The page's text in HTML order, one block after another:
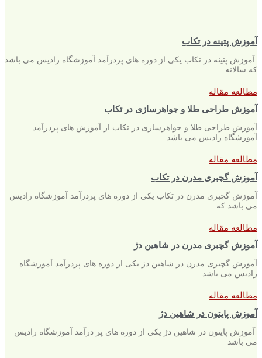
آموزش پتینه در تکاب
آموزش پتینه در تکاب یکی از دوره های پردرآمد آموزشگاه رادیس می باشد
که سالانه
مطالعه مقاله
آموزش طراحی طلا و جواهرسازی در تکاب
آموزش طراحی طلا و جواهرسازی در تکاب از آموزش های پردرآمد
آموزشگاه رادیس می باشد
مطالعه مقاله
آموزش گچبری مدرن در تکاب
آموزش گچبری مدرن در تکاب یکی از دوره های پردرآمد آموزشگاه رادیس
می باشد که
مطالعه مقاله
آموزش گچبری مدرن در شاهین دژ
آموزش گچبری مدرن در شاهین دژ یکی از دوره های پردرآمد آموزشگاه
رادیس می باشد
مطالعه مقاله
آموزش پایتون در شاهین دژ
آموزش پایتون در شاهین دژ یکی از دوره های پر درآمد آموزشگاه رادیس
می باشد